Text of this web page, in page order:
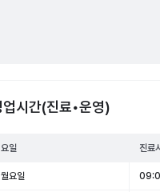
업시간(진료•운영)
요일 진료
월요일